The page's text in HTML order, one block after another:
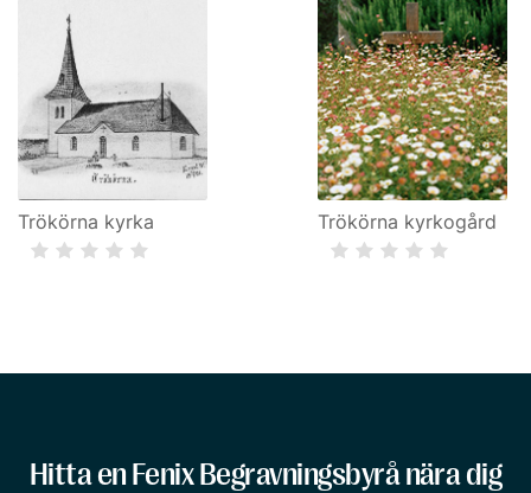
Trökörna kyrka Trökörna kyrkogård
Hitta en Fenix Begravningsbyrå nära dig